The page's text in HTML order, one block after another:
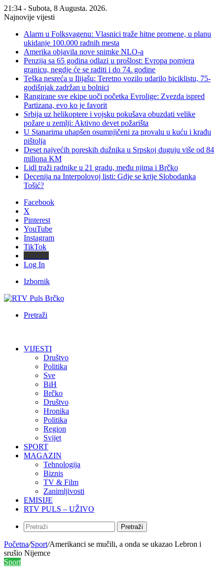
21:34 - Subota, 8 Augusta. 2026.
Najnovije vijesti
Alarm u Folksvagenu: Vlasnici traže hitne promene, u planu
ukidanje 100.000 radnih mesta
Amerika objavila nove snimke NLO-a
Penzija sa 65 godina odlazi u prošlost: Evropa pomjera
granicu, negdje će se raditi i do 74. godine
Teška nesreća u Ilijašu: Teretno vozilo udarilo biciklistu, 75-
godišnjak zadržan u bolnici
Rangirane sve ekipe uoči početka Evrolige: Zvezda ispred
Partizana, evo ko je favorit
Srbija uz helikoptere i vojsku pokušava obuzdati velike
požare u zemlji: Aktivno devet požarišta
U Stanarima uhapšen osumnjičeni za provalu u kuću i krađu
pištolja
Deset najvećih poreskih dužnika u Srpskoj duguju više od 84
miliona KM
Lidl traži radnike u 21 gradu, među njima i Brčko
Decenija na Interpolovoj listi: Gdje se krije Slobodanka
Tošić?
Facebook
X
Pinterest
YouTube
Instagram
TikTok
Log In
Izbornik
Pretraži
VIJESTI
Društvo
Politika
Sve
BiH
Brčko
Društvo
Hronika
Politika
Region
Svijet
SPORT
MAGAZIN
Tehnologija
Biznis
TV & Film
Zanimljivosti
EMISIJE
RTV PULS – UŽIVO
Pretraži
Početna/Sport/Amerikanci se mučili, a onda se ukazao Lebron i
srušio Nijemce
Sport